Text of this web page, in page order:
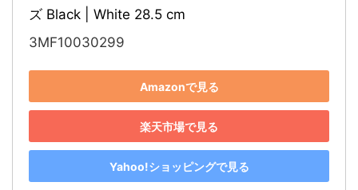
ズ Black | White 28.5 cm
3MF10030299
Amazonで見る
楽天市場で見る
Yahoo!ショッピングで見る